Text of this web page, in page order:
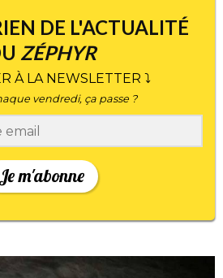
DE L'ACTUALITÉ
ZÉPHYR
À LA NEWSLETTER ⤵
vendredi, ça passe ?
Je m'abonne